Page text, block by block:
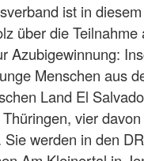
ist in
über die Teilnahme
Azubigewinnung:
Menschen aus
Land El
vier
Sie werden in den